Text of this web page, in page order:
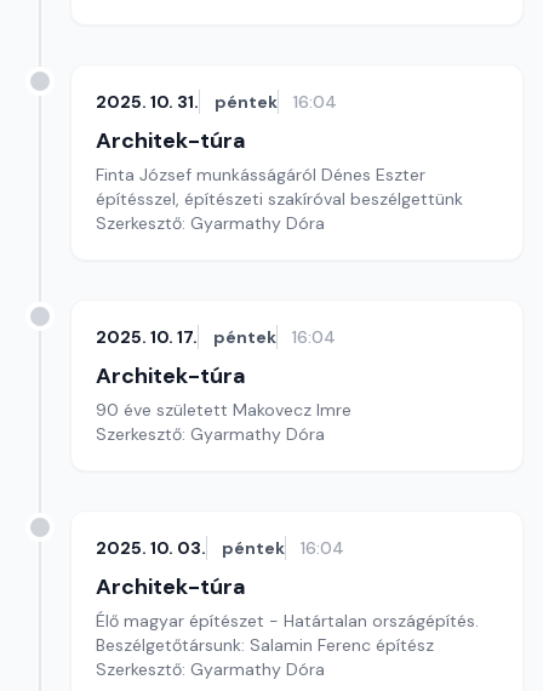
2025. 10. 31. péntek 16:04
Architek-túra
Finta József munkásságáról Dénes Eszter
építésszel, építészeti szakíróval beszélgettünk
Szerkesztő: Gyarmathy Dóra
2025. 10. 17. péntek 16:04
Architek-túra
90 éve született Makovecz Imre
Szerkesztő: Gyarmathy Dóra
2025. 10. 03. péntek 16:04
Architek-túra
Élő magyar építészet - Határtalan országépítés.
Beszélgetőtársunk: Salamin Ferenc építész
Szerkesztő: Gyarmathy Dóra